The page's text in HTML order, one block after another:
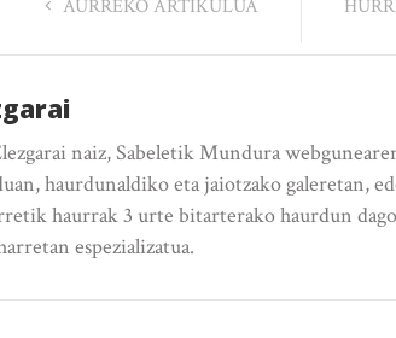
AURREKO ARTIKULUA
naiz, Sabeletik Mundura
haurdunaldiko eta jaiotzako galeretan,
haurrak 3 urte bitarterako haurdun
espezializatua.